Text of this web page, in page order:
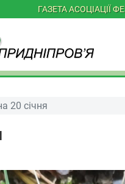
ГАЗЕТА АСОЦІАЦІЇ
20 січня